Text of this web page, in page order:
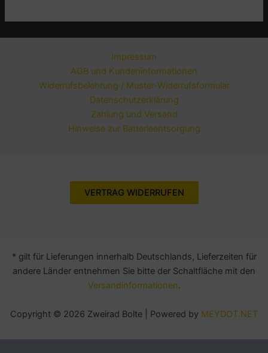
Impressum
AGB und Kundeninformationen
Widerrufsbelehrung / Muster-Widerrufsformular
Datenschutzerklärung
Zahlung und Versand
Hinweise zur Batterieentsorgung
VERTRAG WIDERRUFEN
* gilt für Lieferungen innerhalb Deutschlands, Lieferzeiten für
andere Länder entnehmen Sie bitte der Schaltfläche mit den
Versandinformationen.
Copyright © 2026 Zweirad Bolte | Powered by MEYDOT.NET